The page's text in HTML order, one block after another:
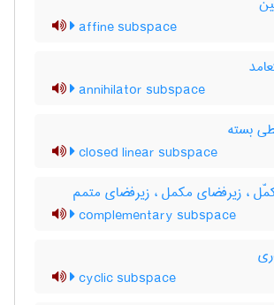
affine subspace
annihilator subspace
بسته
closed linear subspace
، زیرفضای مکمل ، زیرفضای متمم
complementary subspace
cyclic subspace